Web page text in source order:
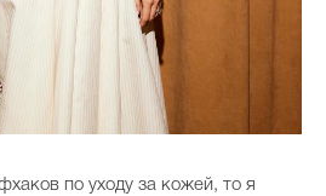
по уходу за кожей, то я